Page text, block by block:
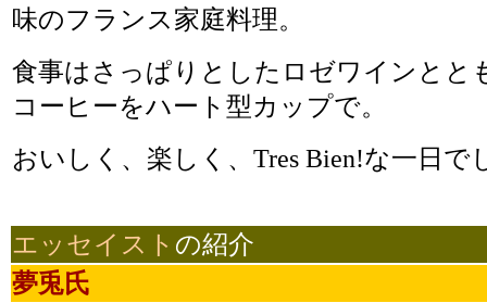
味のフランス家庭料理。
食事はさっぱりとしたロゼワインとと
コーヒーをハート型カップで。
おいしく、楽しく、Tres Bien!な一日で
エッセイスト の紹介
夢兎氏